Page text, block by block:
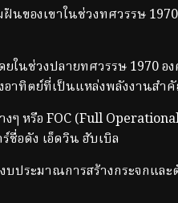
องเขาในช่วงทศวรรษ
วงปลายทศวรรษ 1970 อง
าทิตย์ที่เป็นแหล่งพลังงานสำ
หรือ FOC (Full
อดัง เอ็ดวิน ฮับเบิล
ระมาณการสร้างกระจกแล